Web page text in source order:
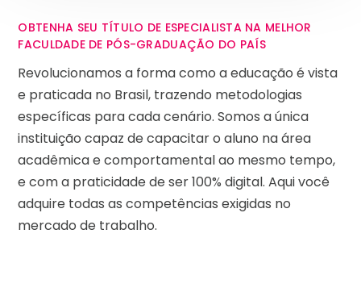
OBTENHA SEU TÍTULO DE ESPECIALISTA NA MELHOR
FACULDADE DE PÓS-GRADUAÇÃO DO PAÍS
Revolucionamos a forma como a educação é vista
e praticada no Brasil, trazendo metodologias
específicas para cada cenário. Somos a única
instituição capaz de capacitar o aluno na área
acadêmica e comportamental ao mesmo tempo,
e com a praticidade de ser 100% digital. Aqui você
adquire todas as competências exigidas no
mercado de trabalho.